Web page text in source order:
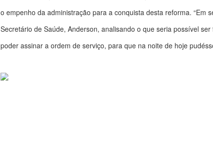
o empenho da administração para a conquista desta reforma. “Em
Secretário de Saúde, Anderson, analisando o que seria possível
poder assinar a ordem de serviço, para que na noite de hoje